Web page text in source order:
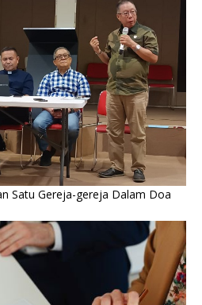
Satu Gereja-gereja Dalam Doa